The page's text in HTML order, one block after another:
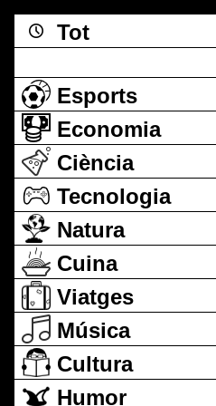
Tot
Esports
Economia
Ciència
Tecnologia
Natura
Cuina
Viatges
Música
Cultura
Humor